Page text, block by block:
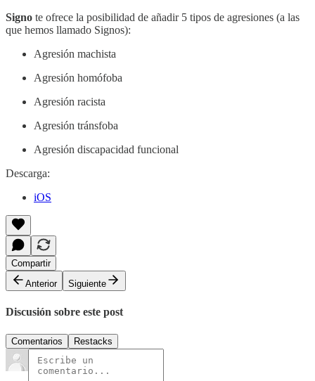
Signo te ofrece la posibilidad de añadir 5 tipos de agresiones (a las
que hemos llamado Signos):
Agresión machista
Agresión homófoba
Agresión racista
Agresión tránsfoba
Agresión discapacidad funcional
Descarga:
iOS
Compartir
Anterior
Siguiente
Discusión sobre este post
Comentarios Restacks